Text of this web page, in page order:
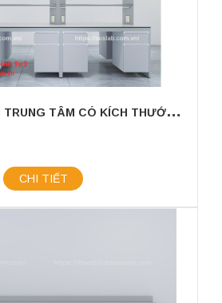
B
ÀN THÍ NGHIỆM TRUNG TÂM CÓ KÍCH THƯỚC 3600MM CÓ CHẬU RỬA
CHI TIẾT